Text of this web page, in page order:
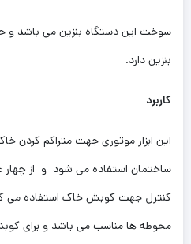
بنزین دارد.
کاربرد
این ابزار موتوری جهت متراکم کردن
ساختمان استفاده می شود و از چهار
کنترل جهت کوبش خاک استفاده می
محوطه ها مناسب می باشد و برای